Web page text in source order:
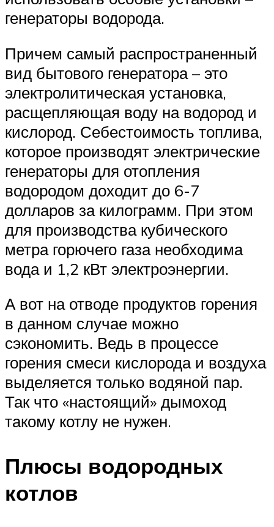
генераторы водорода.
Причем самый распространенный
вид бытового генератора – это
электролитическая установка,
расщепляющая воду на водород и
кислород. Себестоимость топлива,
которое производят электрические
генераторы для отопления
водородом доходит до 6-7
долларов за килограмм. При этом
для производства кубического
метра горючего газа необходима
вода и 1,2 кВт электроэнергии.
А вот на отводе продуктов горения
в данном случае можно
сэкономить. Ведь в процессе
горения смеси кислорода и воздуха
выделяется только водяной пар.
Так что «настоящий» дымоход
такому котлу не нужен.
Плюсы водородных
котлов